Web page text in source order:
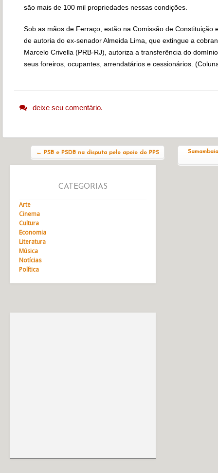
são mais de 100 mil propriedades nessas condições.
Sob as mãos de Ferraço, estão na Comissão de Constituição
de autoria do ex-senador Almeida Lima, que extingue a
Marcelo Crivella (PRB-RJ), autoriza a transferência do
seus foreiros, ocupantes, arrendatários e cessionários.
deixe seu comentário.
← PSB e PSDB na disputa pelo apoio do PPS
CATEGORIAS
Arte
Cinema
Cultura
Economia
Literatura
Música
Notícias
Política